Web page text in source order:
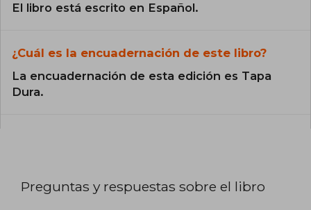
El libro está escrito en Español.
¿Cuál es la encuadernación de este libro?
La encuadernación de esta edición es Tapa
Dura.
Preguntas y respuestas sobre el libro